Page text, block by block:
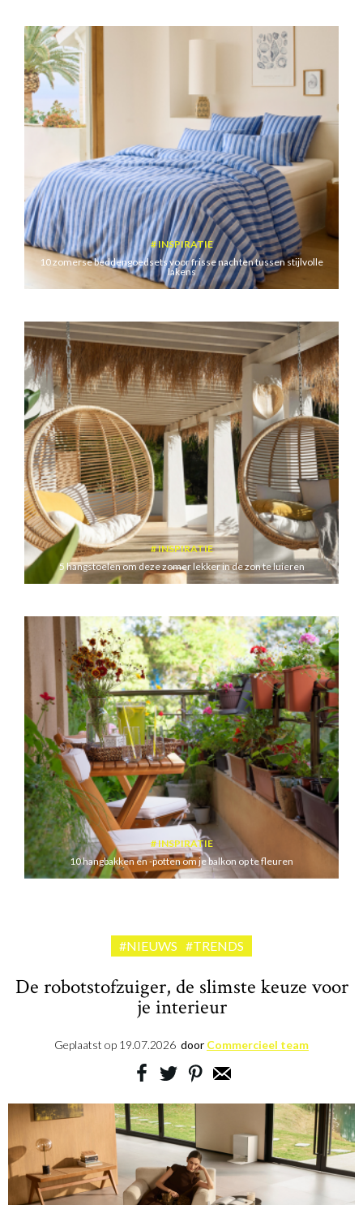
INSPIRATIE
10 zomerse beddengoedsets voor frisse nachten tussen stijlvolle
lakens
INSPIRATIE
5 hangstoelen om deze zomer lekker in de zon te luieren
INSPIRATIE
10 hangbakken en -potten om je balkon op te fleuren
#NIEUWS #TRENDS
De robotstofzuiger, de slimste keuze voor
je interieur
Geplaatst op 19.07.2026 door Commercieel team